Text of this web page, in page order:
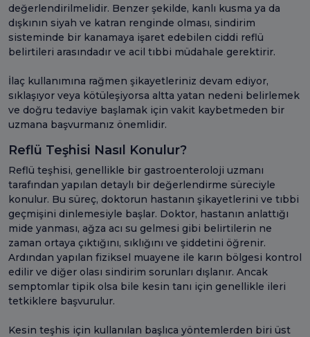
değerlendirilmelidir. Benzer şekilde, kanlı kusma ya da
dışkının siyah ve katran renginde olması, sindirim
sisteminde bir kanamaya işaret edebilen ciddi reflü
belirtileri arasındadır ve acil tıbbi müdahale gerektirir.
İlaç kullanımına rağmen şikayetleriniz devam ediyor,
sıklaşıyor veya kötüleşiyorsa altta yatan nedeni belirlemek
ve doğru tedaviye başlamak için vakit kaybetmeden bir
uzmana başvurmanız önemlidir.
Reflü Teşhisi Nasıl Konulur?
Reflü teşhisi, genellikle bir gastroenteroloji uzmanı
tarafından yapılan detaylı bir değerlendirme süreciyle
konulur. Bu süreç, doktorun hastanın şikayetlerini ve tıbbi
geçmişini dinlemesiyle başlar. Doktor, hastanın anlattığı
mide yanması, ağza acı su gelmesi gibi belirtilerin ne
zaman ortaya çıktığını, sıklığını ve şiddetini öğrenir.
Ardından yapılan fiziksel muayene ile karın bölgesi kontrol
edilir ve diğer olası sindirim sorunları dışlanır. Ancak
semptomlar tipik olsa bile kesin tanı için genellikle ileri
tetkiklere başvurulur.
Kesin teşhis için kullanılan başlıca yöntemlerden biri üst